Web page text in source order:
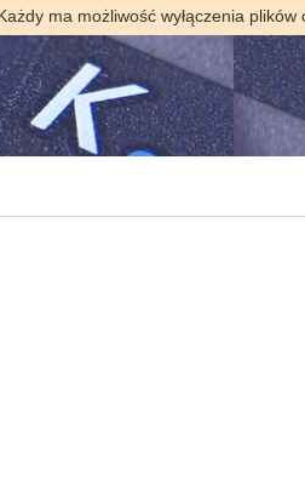
ma możliwość wyłączenia